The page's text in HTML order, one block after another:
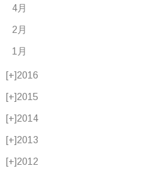
4月
2月
1月
[+]2016
[+]2015
[+]2014
[+]2013
[+]2012